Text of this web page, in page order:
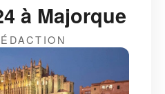
à Majorque